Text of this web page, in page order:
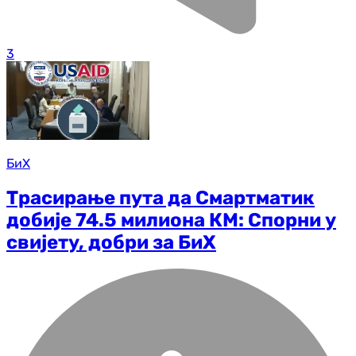
3
БиХ
Трасирање пута да Смартматик
добије 74.5 милиона КМ: Спорни у
свијету, добри за БиХ